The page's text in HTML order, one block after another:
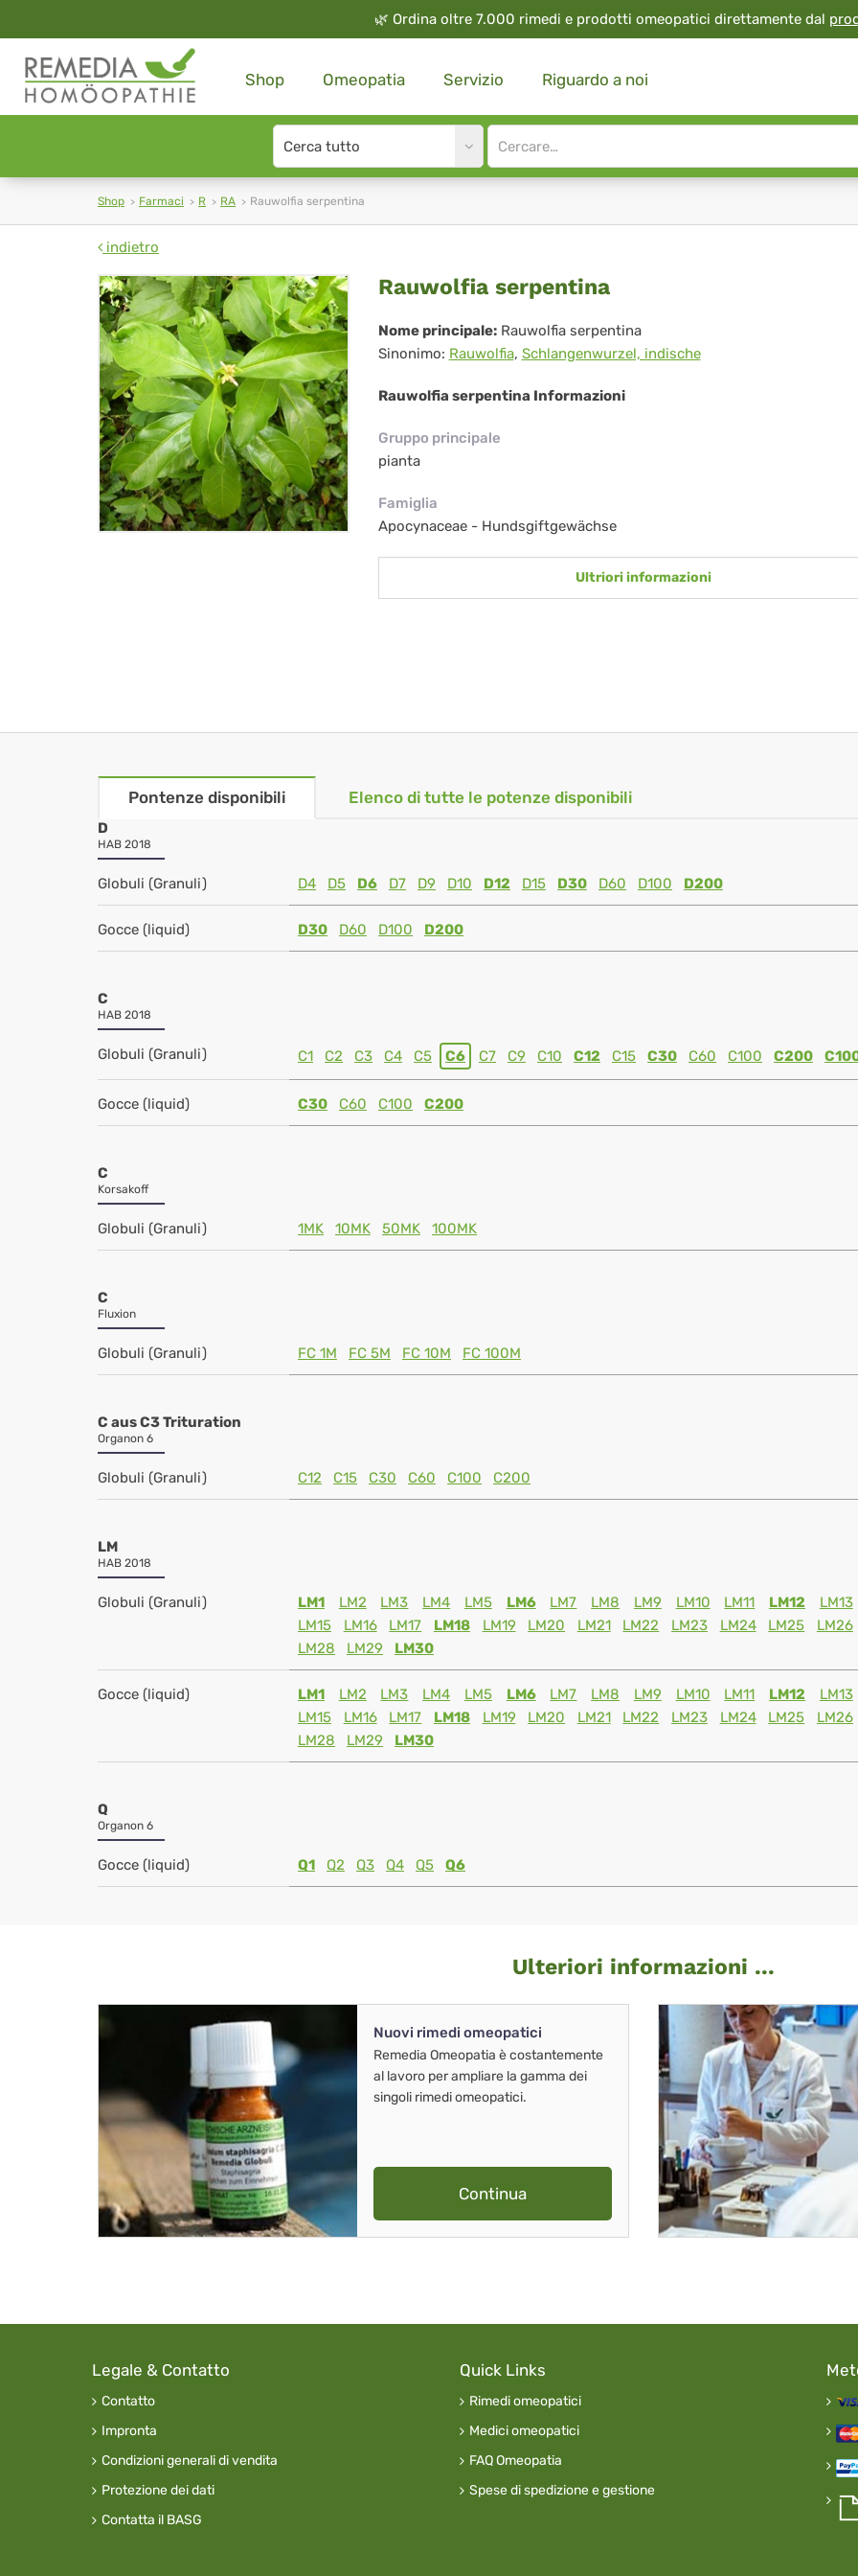
🌿 Ordina oltre 7.000 rimedi e prodotti omeopatici direttamente dal
Shop Omeopatia Servizio Riguardo a noi
Search
type
Site
search
Shop Farmaci R RA Rauwolfia serpentina
indietro
Rauwolfia
serpentina
Rauwolfia serpentina
Nome principale: Rauwolfia serpentina
Sinonimo: Rauwolfia, Schlangenwurzel, indische
Rauwolfia serpentina Informazioni
Gruppo principale
pianta
Famiglia
Apocynaceae - Hundsgiftgewächse
Ultriori informazioni
Pontenze disponibili Elenco di tutte le potenze disponibili
D
HAB 2018
Globuli (Granuli) D4 D5 D6 D7 D9 D10 D12 D15 D30 D60 D100 D200
Gocce (liquid) D30 D60 D100 D200
C
HAB 2018
Globuli (Granuli) C1 C2 C3 C4 C5 C6 C7 C9 C10 C12 C15 C30 C60 C100 C200
Gocce (liquid) C30 C60 C100 C200
C
Korsakoff
Globuli (Granuli) 1MK 10MK 50MK 100MK
C
Fluxion
Globuli (Granuli) FC 1M FC 5M FC 10M FC 100M
C aus C3 Trituration
Organon 6
Globuli (Granuli) C12 C15 C30 C60 C100 C200
LM
HAB 2018
Globuli (Granuli) LM1 LM2 LM3 LM4 LM5 LM6 LM7 LM8 LM9 LM10 LM11 LM12
LM13
LM15
LM16 LM17 LM18 LM19 LM20 LM21 LM22 LM23 LM24 LM25
LM26
LM28
LM29 LM30
Gocce (liquid) LM1 LM2 LM3 LM4 LM5 LM6 LM7 LM8 LM9 LM10 LM11 LM12
LM13
LM15
LM16 LM17 LM18 LM19 LM20 LM21 LM22 LM23 LM24 LM25
LM26
LM28
LM29 LM30
Q
Organon 6
Gocce (liquid) Q1 Q2 Q3 Q4 Q5 Q6
Ulteriori informazioni ...
Nuovi rimedi omeopatici
Remedia Omeopatia è costantemente
al lavoro per ampliare la gamma dei
singoli rimedi omeopatici.
Continua
Legale & Contatto
Contatto
Impronta
Condizioni generali di vendita
Protezione dei dati
Contatta il BASG
Quick Links
Rimedi omeopatici
Medici omeopatici
FAQ Omeopatia
Spese di spedizione e gestione